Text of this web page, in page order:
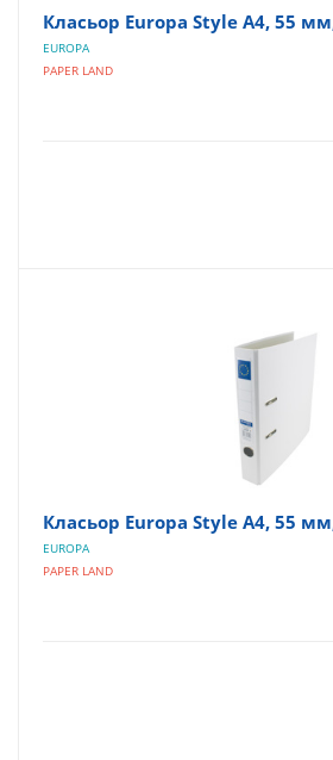
Класьор Europa Style А4, 55
EUROPA
PAPER LAND
Класьор Europa Style А4, 55
EUROPA
PAPER LAND